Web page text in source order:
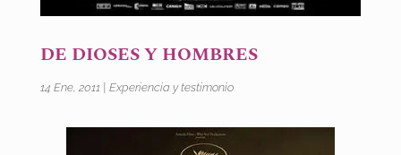
DE DIOSES Y HOMBRES
14 Ene, 2011 | Experiencia y testimonio